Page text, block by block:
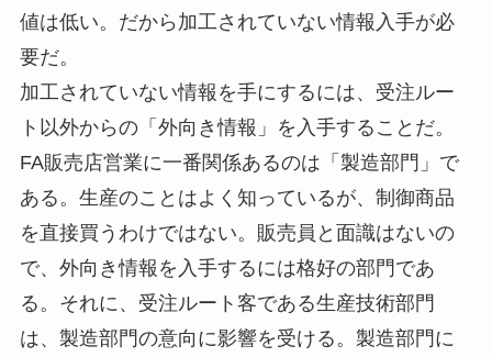
値は低い。だから加工されていない情報入手が必
要だ。
加工されていない情報を手にするには、受注ルー
ト以外からの「外向き情報」を入手することだ。
FA販売店営業に一番関係あるのは「製造部門」で
ある。生産のことはよく知っているが、制御商品
を直接買うわけではない。販売員と面識はないの
で、外向き情報を入手するには格好の部門であ
る。それに、受注ルート客である生産技術部門
は、製造部門の意向に影響を受ける。製造部門に